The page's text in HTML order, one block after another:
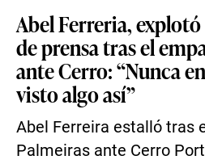
Abel Ferreria,
de prensa tras el
ante Cerro: “Nunca
visto algo así”
Abel Ferreira estalló tras
Palmeiras ante Cerro